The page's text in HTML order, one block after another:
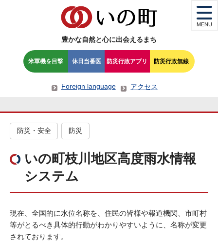
豊かな自然と心に出会えるまち
米軍機を目撃 休日当番医 防災行政アプリ 防災行政無線
Foreign language アクセス
MENU
防災・安全 防災
いの町枝川地区高度雨水情報
システム
現在、全国的に水位名称を、住民の皆様や報道機関、市町村
等がとるべき具体的行動がわかりやすいように、名称が変更
されております。